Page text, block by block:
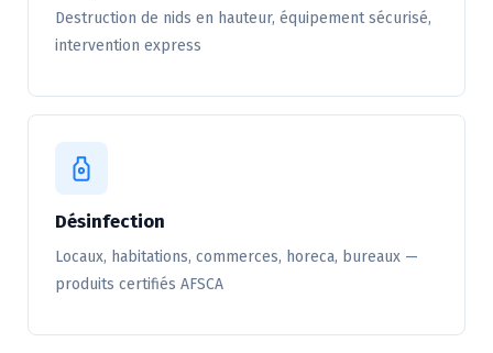
Destruction de nids en hauteur, équipement sécurisé,
intervention express
Désinfection
Locaux, habitations, commerces, horeca, bureaux —
produits certifiés AFSCA